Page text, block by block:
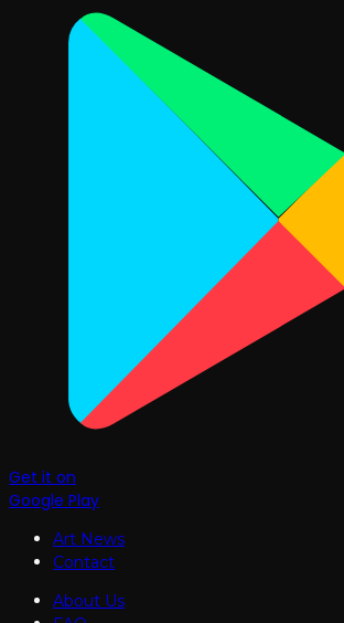
Get it on
Google Play
Art News
Contact
About Us